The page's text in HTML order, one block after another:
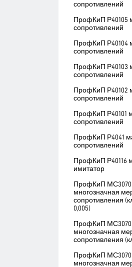
сопротивлений
ПрофКиП Р40105
сопротивлений
ПрофКиП Р40104
сопротивлений
ПрофКиП Р40103
сопротивлений
ПрофКиП Р40102
сопротивлений
ПрофКиП Р40101
сопротивлений
ПрофКиП Р4041
сопротивлений
ПрофКиП Р40116
имитатор
ПрофКиП
многозначная
сопротивления
0,005)
ПрофКиП
многозначная
сопротивления
ПрофКиП
многозначная